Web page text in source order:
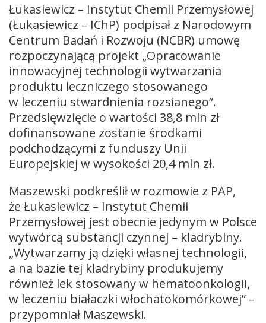
Łukasiewicz – Instytut Chemii Przemysłowej
(Łukasiewicz – IChP) podpisał z Narodowym
Centrum Badań i Rozwoju (NCBR) umowę
rozpoczynającą projekt „Opracowanie
innowacyjnej technologii wytwarzania
produktu leczniczego stosowanego
w leczeniu stwardnienia rozsianego”.
Przedsięwzięcie o wartości 38,8 mln zł
dofinansowane zostanie środkami
podchodzącymi z funduszy Unii
Europejskiej w wysokości 20,4 mln zł.
Maszewski podkreślił w rozmowie z PAP,
że Łukasiewicz – Instytut Chemii
Przemysłowej jest obecnie jedynym w Polsce
wytwórcą substancji czynnej – kladrybiny.
„Wytwarzamy ją dzięki własnej technologii,
a na bazie tej kladrybiny produkujemy
również lek stosowany w hematoonkologii,
w leczeniu białaczki włochatokomórkowej” –
przypomniał Maszewski.